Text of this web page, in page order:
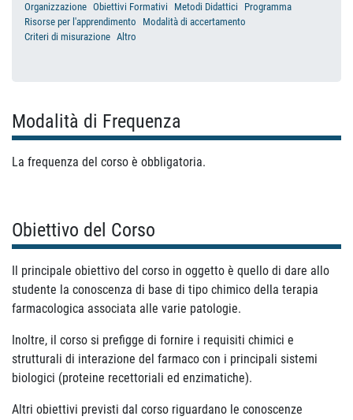
Organizzazione Obiettivi Formativi Metodi Didattici
Programma
Risorse per l'apprendimento
Modalità di accertamento
Criteri di misurazione Altro
Modalità di Frequenza
La frequenza del corso è obbligatoria.
Obiettivo del Corso
Il principale obiettivo del corso in oggetto è quello di dare allo
studente la conoscenza di base di tipo chimico della terapia
farmacologica associata alle varie patologie.
Inoltre, il corso si prefigge di fornire i requisiti chimici e
strutturali di interazione del farmaco con i principali sistemi
biologici (proteine recettoriali ed enzimatiche).
Altri obiettivi previsti dal corso riguardano le conoscenze